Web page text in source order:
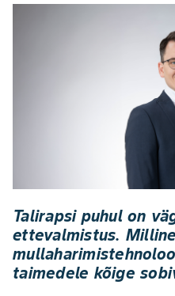
Talirapsi puhul on
ettevalmistus. Milline
taimedele kõige